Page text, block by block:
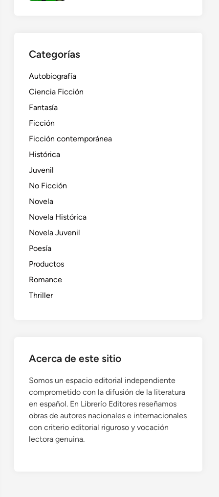
Categorías
Autobiografía
Ciencia Ficción
Fantasía
Ficción
Ficción contemporánea
Histórica
Juvenil
No Ficción
Novela
Novela Histórica
Novela Juvenil
Poesía
Productos
Romance
Thriller
Acerca de este sitio
Somos un espacio editorial independiente
comprometido con la difusión de la literatura
en español. En Librerío Editores reseñamos
obras de autores nacionales e internacionales
con criterio editorial riguroso y vocación
lectora genuina.